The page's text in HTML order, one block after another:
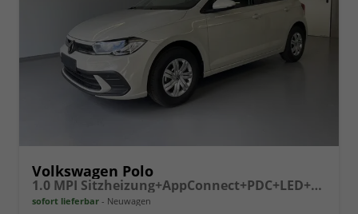
Volkswagen Polo
1.0 MPI Sitzheizung+AppConnect+PDC+LED+Touch+Lichtsensor+MultiLenkrad
sofort lieferbar Neuwagen